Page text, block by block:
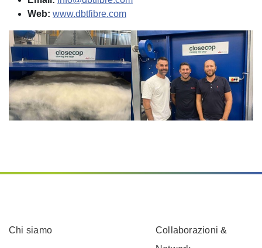
Web: www.dbtfibre.com
Chi siamo
Collaborazioni &